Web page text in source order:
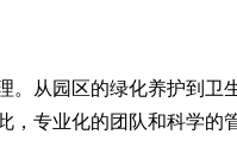
。从园区的绿化养护到卫
，专业化的团队和科学的